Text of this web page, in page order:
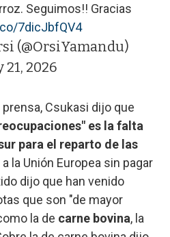
Seguimos!! Gracias
7dicJbfQV4
(@OrsiYamandu)
21, 2026
Csukasi dijo que
es la falta
para el reparto de las
la Unión Europea sin pagar
dijo que han venido
que son "de mayor
la de carne bovina, la